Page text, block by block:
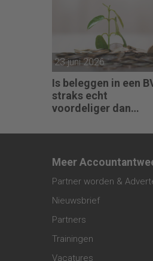
23 juni 2026
Is beleggen in een
straks echt
voordeliger dan
3?
Meer
Partner worden &
Nieuwsbrief
Partners
Trainingen
Vacatures